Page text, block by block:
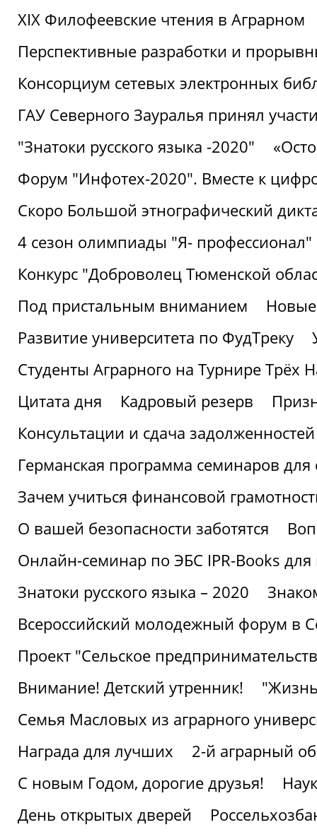
XIX Филофеевские чтения в Аграрном
Перспективные разработки и
Консорциум сетевых электронных
ГАУ Северного Зауралья принял
"Знатоки русского языка -2020"
Форум "Инфотех-2020". Вместе к
Скоро Большой этнографический
4 сезон олимпиады "Я- профессионал"
Конкурс "Доброволец Тюменской
Под пристальным вниманием
Развитие университета по ФудТреку
Студенты Аграрного на Турнире Трёх
Цитата дня
Кадровый резерв
Консультации и сдача
Германская программа семинаров для
Зачем учиться финансовой
О вашей безопасности заботятся
Онлайн-семинар по ЭБС IPR-Books для
Знатоки русского языка – 2020
Всероссийский молодежный форум в
Проект "Сельское
Внимание! Детский утренник!
Семья Масловых из аграрного
Награда для лучших
2-й аграрный
С новым Годом, дорогие друзья!
День открытых дверей